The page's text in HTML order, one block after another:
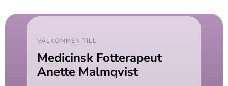
VÄLKOMMEN TILL
Medicinsk Fotterapeut
Anette Malmqvist